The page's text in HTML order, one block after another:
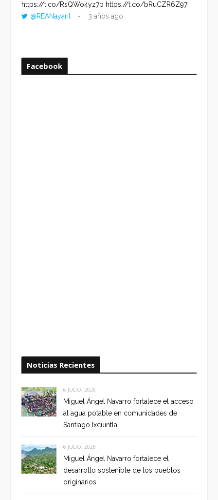
https://t.co/RsQWo4yz7p https://t.co/bRuCZR6Z97
@REANayarit
3 años ago
Facebook
Noticias Recientes
6 JULIO, 2026
Miguel Ángel Navarro fortalece el acceso
al agua potable en comunidades de
Santiago Ixcuintla
6 JULIO, 2026
Miguel Ángel Navarro fortalece el
desarrollo sostenible de los pueblos
originarios